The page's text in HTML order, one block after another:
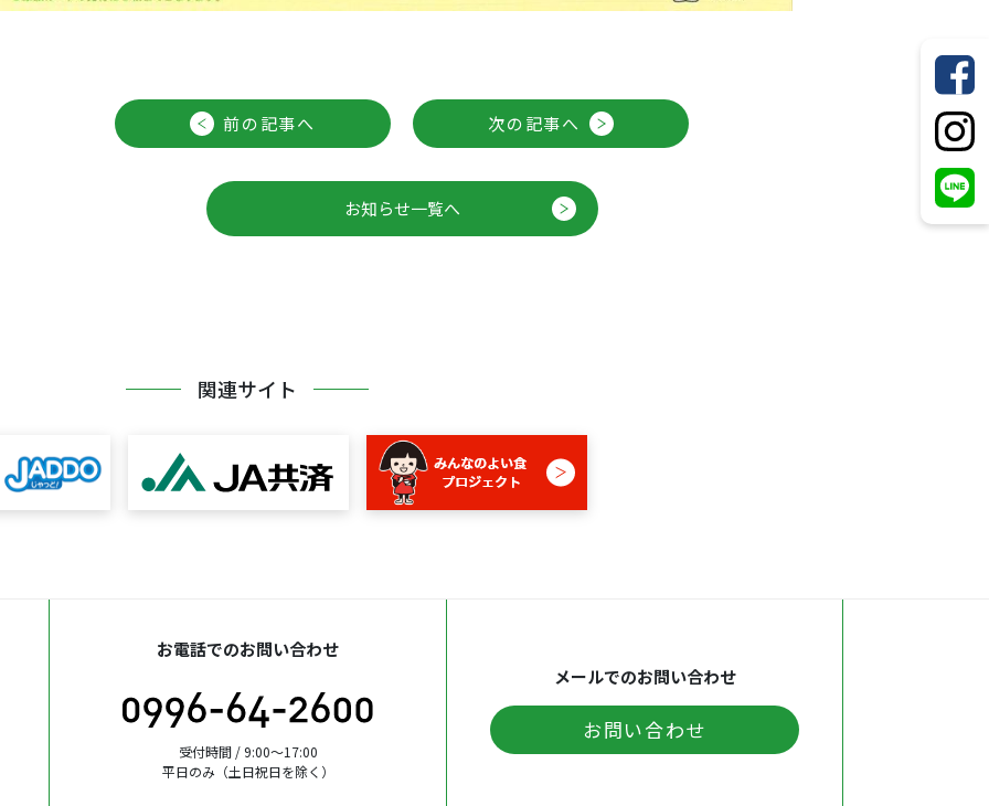
前の記事へ 次の記事へ
お知らせ一覧へ
関連サイト
お電話でのお問い合わせ
受付時間 / 9:00〜17:00
平日のみ（土日祝日を除く）
メールでのお問い合わせ
お問い合わせ